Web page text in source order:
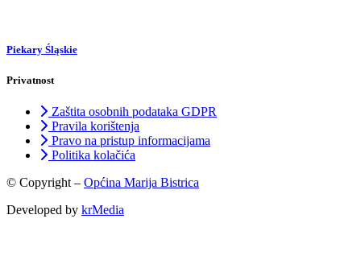
Piekary Śląskie
Privatnost
Zaštita osobnih podataka GDPR
Pravila korištenja
Pravo na pristup informacijama
Politika kolačića
© Copyright – Općina Marija Bistrica
Developed by krMedia